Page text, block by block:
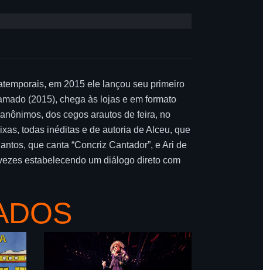
em 2015 ele lançou seu primeiro
(2015), chega às lojas e em formato
dos cegos arautos de feira, no
todas inéditas e de autoria de Alceu, que
que canta “Concriz Cantador”, e Ari de
estabelecendo um diálogo direto com